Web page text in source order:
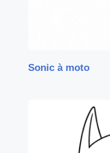
Sonic à moto